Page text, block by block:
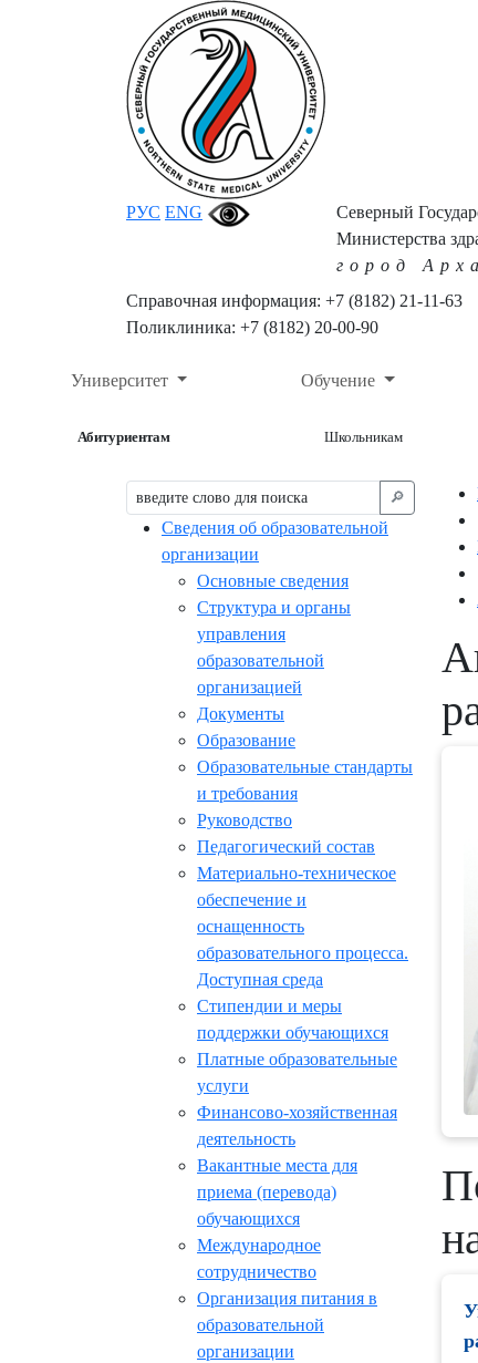
РУС ENG
Северный
Министерства
город
Справочная информация: +7 (8182) 21-11-63
Поликлиника: +7 (8182) 20-00-90
Университет Обучение
Абитуриентам Школьникам
🔎︎
Сведения об образовательной
организации
Основные сведения
Структура и органы
управления
образовательной
организацией
Документы
Образование
Образовательные стандарты
и требования
Руководство
Педагогический состав
Материально-техническое
обеспечение и
оснащенность
образовательного процесса.
Доступная среда
Стипендии и меры
поддержки обучающихся
Платные образовательные
услуги
Финансово-хозяйственная
деятельность
Вакантные места для
приема (перевода)
обучающихся
Международное
сотрудничество
Организация питания в
образовательной
организации